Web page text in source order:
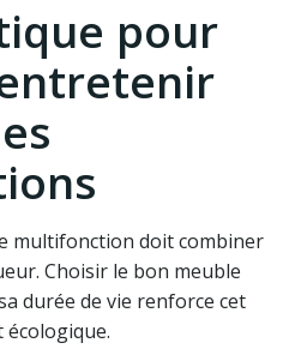
pour
multifonction doit combiner
Choisir le bon meuble
durée de vie renforce cet
écologique.